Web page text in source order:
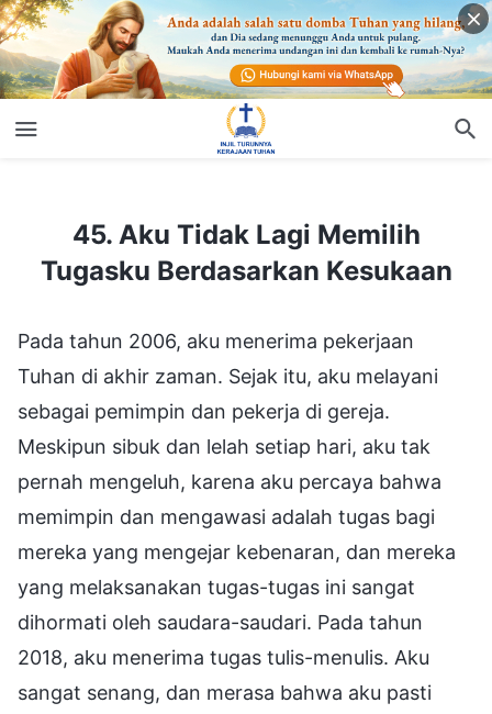
45. Aku Tidak Lagi Memilih
Tugasku Berdasarkan Kesukaan
Pada tahun 2006, aku menerima pekerjaan
Tuhan di akhir zaman. Sejak itu, aku melayani
sebagai pemimpin dan pekerja di gereja.
Meskipun sibuk dan lelah setiap hari, aku tak
pernah mengeluh, karena aku percaya bahwa
memimpin dan mengawasi adalah tugas bagi
mereka yang mengejar kebenaran, dan mereka
yang melaksanakan tugas-tugas ini sangat
dihormati oleh saudara-saudari. Pada tahun
2018, aku menerima tugas tulis-menulis. Aku
sangat senang, dan merasa bahwa aku pasti